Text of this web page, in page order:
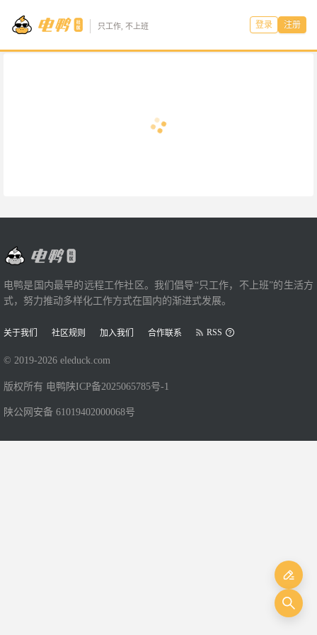
只工作, 不上班 登录 注册
电鸭是国内最早的远程工作社区。我们倡导“只工作，不上班”的生活方
式，努力推动多样化工作方式在国内的渐进式发展。
关于我们 社区规则 加入我们 合作联系 RSS
© 2019-2026 eleduck.com
版权所有 电鸭 陕ICP备2025065785号-1
陕公网安备 61019402000068号